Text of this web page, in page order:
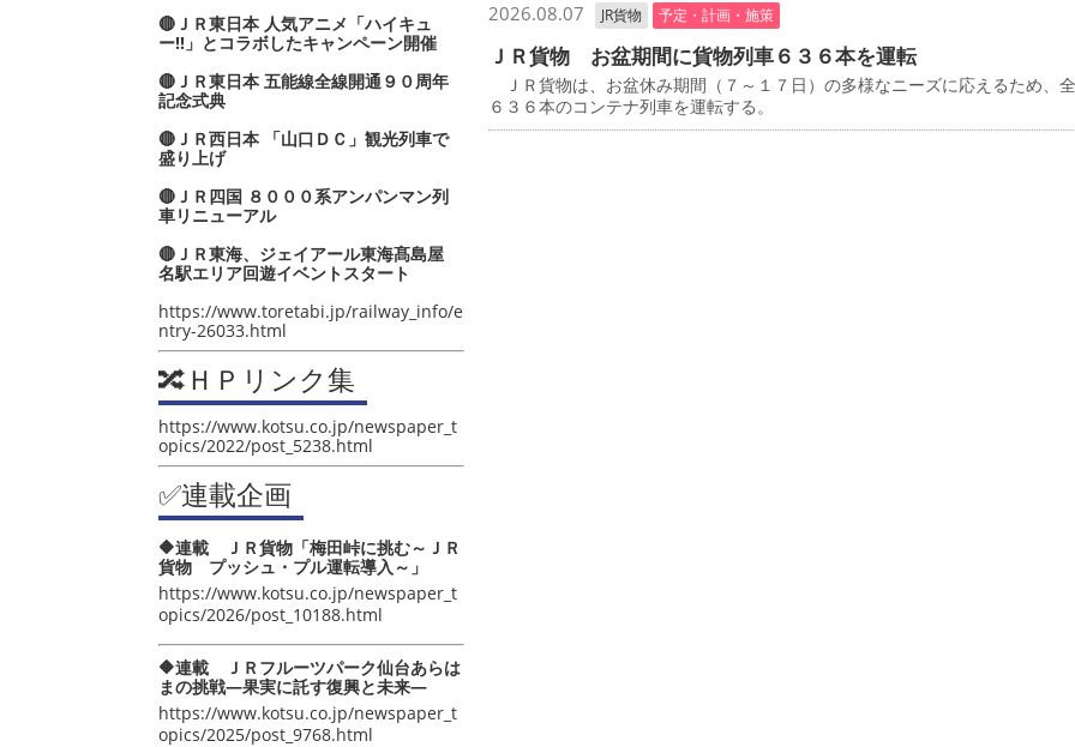
🔴ＪＲ東日本 人気アニメ「ハイキュ
ー‼」とコラボしたキャンペーン開催
🔴ＪＲ東日本 五能線全線開通９０周年
記念式典
🔴ＪＲ西日本 「山口ＤＣ」観光列車で
盛り上げ
🔴ＪＲ四国 ８０００系アンパンマン列
車リニューアル
🔴ＪＲ東海、ジェイアール東海髙島屋
名駅エリア回遊イベントスタート
https://www.toretabi.jp/railway_info/e
ntry-26033.html
🔀ＨＰリンク集
https://www.kotsu.co.jp/newspaper_t
opics/2022/post_5238.html
✅連載企画
🔶連載 ＪＲ貨物「梅田峠に挑む～ＪＲ
貨物 プッシュ・プル運転導入～」
https://www.kotsu.co.jp/newspaper_t
opics/2026/post_10188.html
🔶連載 ＪＲフルーツパーク仙台あらは
まの挑戦―果実に託す復興と未来―
https://www.kotsu.co.jp/newspaper_t
opics/2025/post_9768.html
2026.08.07 JR貨物 予定・計画・施策
ＪＲ貨物 お盆期間に貨物列車６３６本を運転
ＪＲ貨物は、お盆休み期間（７～１７日）の多様なニーズに応えるため、
６３６本のコンテナ列車を運転する。